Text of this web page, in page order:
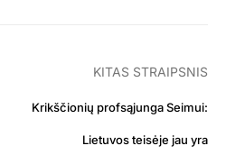
KITAS STRAIPSNIS
Krikščionių profsąjunga Seimui:
Lietuvos teisėje jau yra